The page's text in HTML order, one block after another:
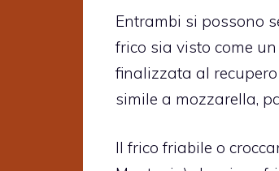
Entrambi si possono
frico sia visto come
finalizzata al
simile a mozzarella,
Il frico friabile o